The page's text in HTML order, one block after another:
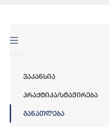
Ვაკანსია
Პრაქტიკა/სტაჟირება
Განათლება